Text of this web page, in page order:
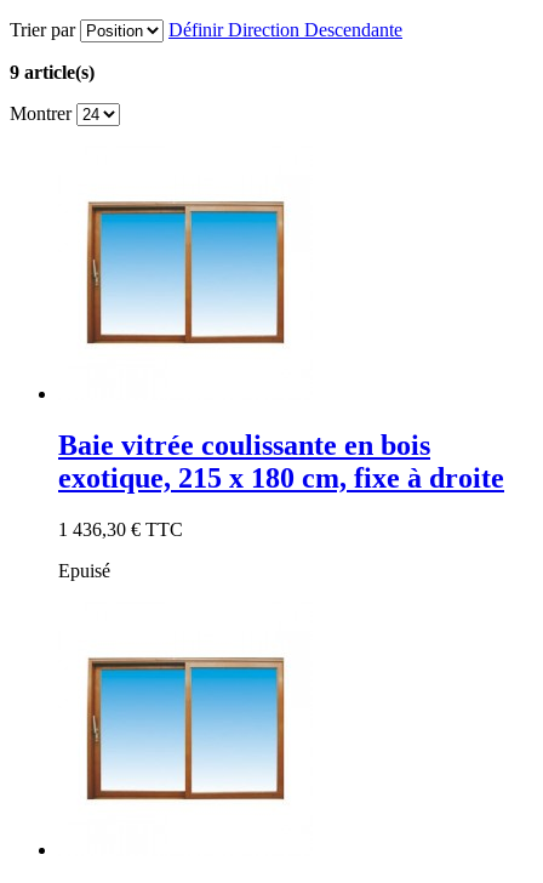
Trier par
Définir Direction Descendante
9 article(s)
Montrer
Baie vitrée coulissante en bois
exotique, 215 x 180 cm, fixe à droite
1 436,30 € TTC
Epuisé